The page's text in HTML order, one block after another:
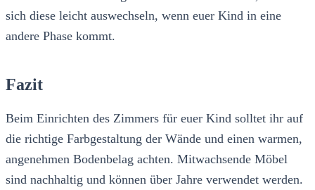
sich diese leicht auswechseln, wenn euer Kind in eine
andere Phase kommt.
Fazit
Beim Einrichten des Zimmers für euer Kind solltet ihr auf
die richtige Farbgestaltung der Wände und einen warmen,
angenehmen Bodenbelag achten. Mitwachsende Möbel
sind nachhaltig und können über Jahre verwendet werden.